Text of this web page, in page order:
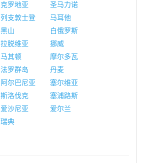
克罗地亚
圣马力诺
列支敦士登
马耳他
黑山
白俄罗斯
拉脱维亚
挪威
马其顿
摩尔多瓦
法罗群岛
丹麦
阿尔巴尼亚
塞尔维亚
斯洛伐克
塞浦路斯
爱沙尼亚
爱尔兰
瑞典